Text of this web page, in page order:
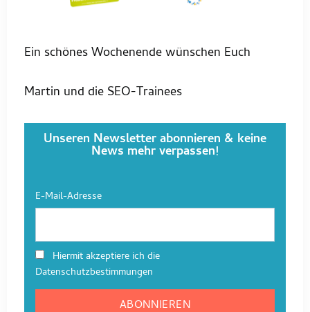
Ein schönes Wochenende wünschen Euch
Martin und die SEO-Trainees
Unseren Newsletter abonnieren & keine
News mehr verpassen!
E-Mail-Adresse
Hiermit akzeptiere ich die
Datenschutzbestimmungen